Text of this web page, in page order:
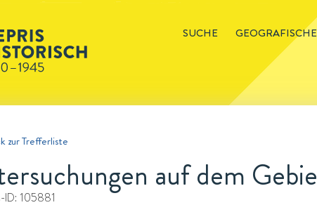
SUCHE
zur Trefferliste
auf dem
ID: 105881